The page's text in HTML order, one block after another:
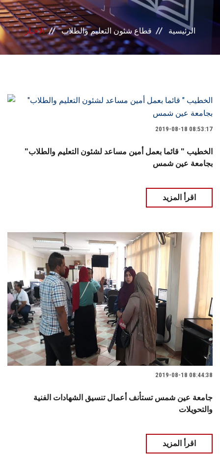
بوابة الطلاب
خدمات القطاع
مجالس القطاع
الرئيسية قطاع شئون التعليم والطلاب الاخبار
2019-08-18 08:53:17
"الخطيب " قائما بعمل أمين مساعد لشئون التعليم والطلاب
بجامعة عين شمس
اقرأ المزيد
2019-08-18 08:44:38
جامعة عين شمس تستأنف أعمال تنسيق الشهادات الفنية
والتحويلات
اقرأ المزيد